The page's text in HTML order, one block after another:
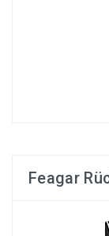
Feagar